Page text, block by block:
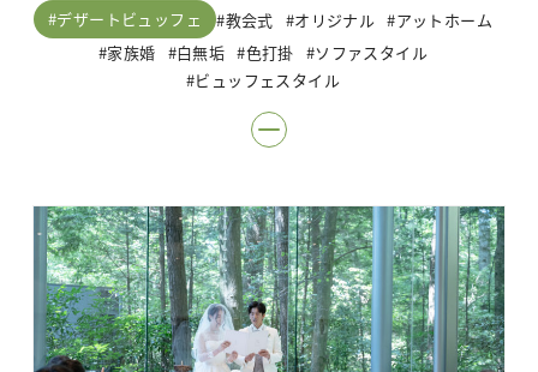
デザートビュッフェ
教会式 オリジナル
アットホーム
家族婚
白無垢 色打掛
ソファスタイル
ビュッフェスタイル